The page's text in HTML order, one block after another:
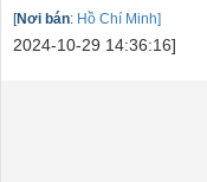
[Nơi bán: Hồ Chí Minh]
2024-10-29 14:36:16]